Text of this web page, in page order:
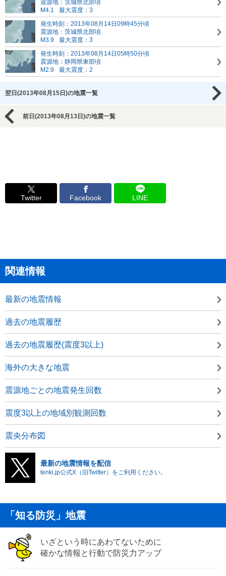
震源地：茨城県北部頃
M4.1
最大震度：3
発生時刻：2013年08月14日09時45分頃
震源地：茨城県北部頃
M3.9
最大震度：3
発生時刻：2013年08月14日05時50分頃
震源地：静岡県東部頃
M2.9
最大震度：2
翌日(2013年08月15日)の地震一覧
前日(2013年08月13日)の地震一覧
Twitter Facebook LINE
関連情報
最新の地震情報
過去の地震履歴
過去の地震履歴(震度3以上)
海外の大きな地震
震源地ごとの地震発生回数
震度3以上の地域別観測回数
震央分布図
最新の地震情報を配信
tenki.jp公式X（旧Twitter）をご利用ください。
「知る防災」地震
いざという時にあわてないために
確かな情報と行動で防災力アップ